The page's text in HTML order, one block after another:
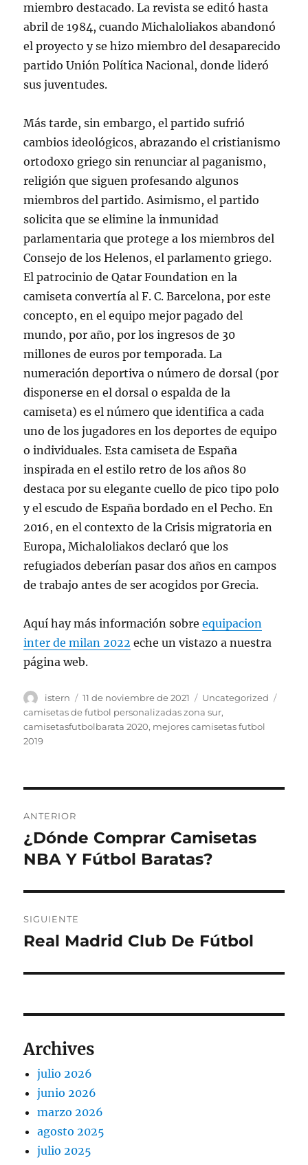
miembro destacado. La revista se editó hasta
abril de 1984, cuando Michaloliakos abandonó
el proyecto y se hizo miembro del desaparecido
partido Unión Política Nacional, donde lideró
sus juventudes.
Más tarde, sin embargo, el partido sufrió
cambios ideológicos, abrazando el cristianismo
ortodoxo griego sin renunciar al paganismo,
religión que siguen profesando algunos
miembros del partido. Asimismo, el partido
solicita que se elimine la inmunidad
parlamentaria que protege a los miembros del
Consejo de los Helenos, el parlamento griego.
El patrocinio de Qatar Foundation en la
camiseta convertía al F. C. Barcelona, por este
concepto, en el equipo mejor pagado del
mundo, por año, por los ingresos de 30
millones de euros por temporada. La
numeración deportiva o número de dorsal (por
disponerse en el dorsal o espalda de la
camiseta) es el número que identifica a cada
uno de los jugadores en los deportes de equipo
o individuales. Esta camiseta de España
inspirada en el estilo retro de los años 80
destaca por su elegante cuello de pico tipo polo
y el escudo de España bordado en el Pecho. En
2016, en el contexto de la Crisis migratoria en
Europa, Michaloliakos declaró que los
refugiados deberían pasar dos años en campos
de trabajo antes de ser acogidos por Grecia.
Aquí hay más información sobreequipacion
inter de milan 2022 eche un vistazo a nuestra
página web.
Autor
istern
Publicado
el
11 de noviembre de 2021 Categorías
Uncategorized
camisetas de futbol personalizadas zona sur,
camisetasfutbolbarata 2020, mejores camisetas futbol
2019
de
entradas
ANTERIOR
Entrada
anterior:
¿Dónde Comprar Camisetas
NBA Y Fútbol Baratas?
SIGUIENTE
Entrada
Real Madrid Club De Fútbol
Archives
julio 2026
junio 2026
marzo 2026
agosto 2025
julio 2025